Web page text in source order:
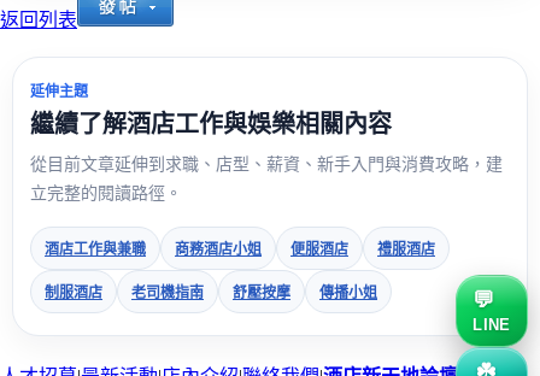
返回列表
延伸主題
繼續了解酒店工作與娛樂相關內容
從目前文章延伸到求職、店型、薪資、新手入門與消費攻略，建
立完整的閱讀路徑。
酒店工作與兼職 商務酒店小姐 便服酒店 禮服酒店
制服酒店 老司機指南 舒壓按摩 傳播小姐
LINE